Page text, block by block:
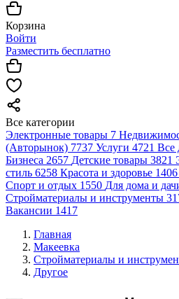
Корзина
Войти
Разместить бесплатно
Все категории
Электронные товары 7
(Авторынок) 7737 Услуги 4721 Все
Бизнеса 2657 Детские товары 3821
стиль 6258 Красота и здоровье 1406
Спорт и отдых 1550 Для дома и
Стройматериалы и инструменты
Вакансии 1417
Главная
Макеевка
Стройматериалы и
Другое